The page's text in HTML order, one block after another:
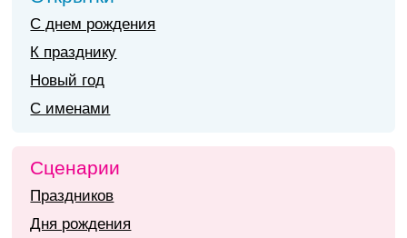
С днем рождения
К празднику
Новый год
С именами
Сценарии
Праздников
Дня рождения